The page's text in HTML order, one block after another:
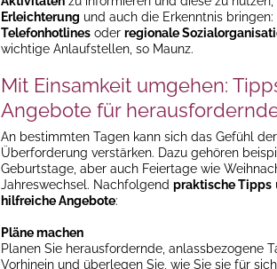
Erleichterung und auch die Erkenntnis bringen:
Telefonhotlines oder regionale
wichtige Anlaufstellen, so Maunz.
Mit Einsamkeit umgehen:
Angebote für
An bestimmten Tagen kann sich das Gefühl
Überforderung verstärken. Dazu gehören
Geburtstage, aber auch Feiertage wie
Jahreswechsel. Nachfolgend praktische Tipps
hilfreiche Angebote:
Pläne machen
Planen Sie herausfordernde, anlassbezogene
Vorhinein und überlegen Sie, wie Sie sie für